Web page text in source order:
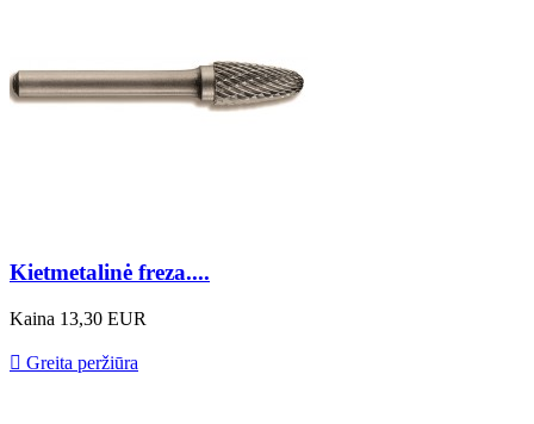
Kietmetalinė freza....
Kaina 13,30 EUR
 Greita peržiūra